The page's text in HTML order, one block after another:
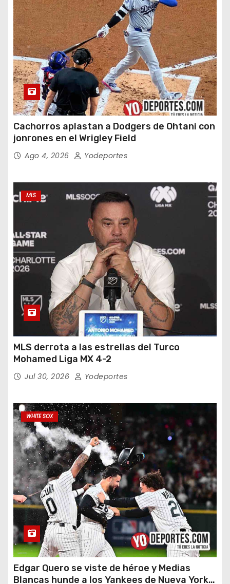
Cachorros aplastan a Dodgers de Ohtani con
jonrones en el Wrigley Field
Ago 4, 2026 Yodeportes
MLS
MLS derrota a las estrellas del Turco
Mohamed Liga MX 4-2
Jul 30, 2026 Yodeportes
WHITE SOX
Edgar Quero se viste de héroe y Medias
Blancas hunde a los Yankees de Nueva York